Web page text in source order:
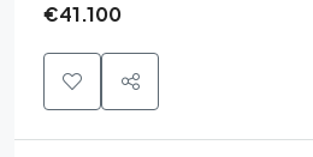
€41.100